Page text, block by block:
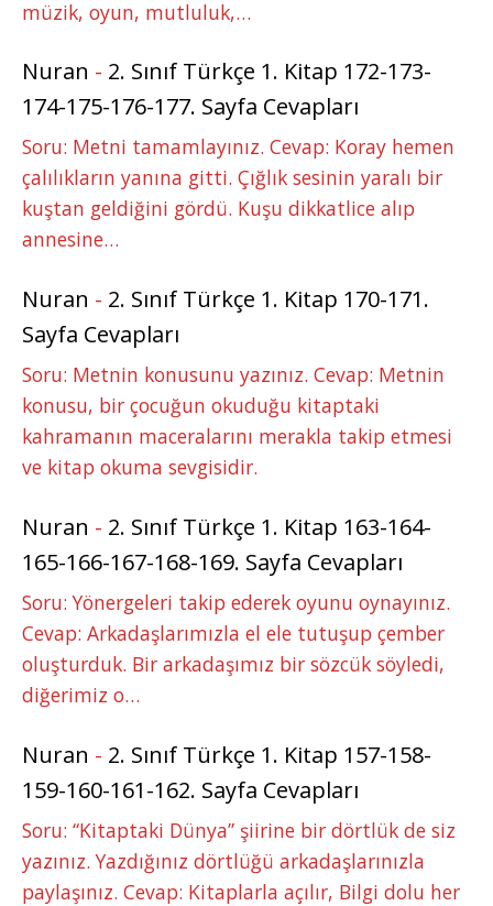
müzik, oyun, mutluluk,…
Nuran - 2. Sınıf Türkçe 1. Kitap 172-173-
174-175-176-177. Sayfa Cevapları
Soru: Metni tamamlayınız. Cevap: Koray hemen
çalılıkların yanına gitti. Çığlık sesinin yaralı bir
kuştan geldiğini gördü. Kuşu dikkatlice alıp
annesine…
Nuran - 2. Sınıf Türkçe 1. Kitap 170-171.
Sayfa Cevapları
Soru: Metnin konusunu yazınız. Cevap: Metnin
konusu, bir çocuğun okuduğu kitaptaki
kahramanın maceralarını merakla takip etmesi
ve kitap okuma sevgisidir.
Nuran - 2. Sınıf Türkçe 1. Kitap 163-164-
165-166-167-168-169. Sayfa Cevapları
Soru: Yönergeleri takip ederek oyunu oynayınız.
Cevap: Arkadaşlarımızla el ele tutuşup çember
oluşturduk. Bir arkadaşımız bir sözcük söyledi,
diğerimiz o…
Nuran - 2. Sınıf Türkçe 1. Kitap 157-158-
159-160-161-162. Sayfa Cevapları
Soru: “Kitaptaki Dünya” şiirine bir dörtlük de siz
yazınız. Yazdığınız dörtlüğü arkadaşlarınızla
paylaşınız. Cevap: Kitaplarla açılır, Bilgi dolu her